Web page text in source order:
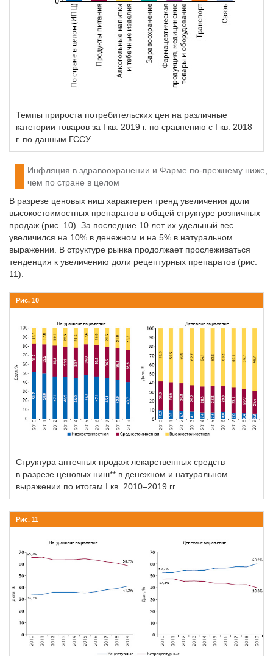
Темпы прироста потребительских цен на различные
категории товаров за I кв. 2019 г. по сравнению с I кв. 2018
г. по данным ГССУ
Инфляция в здравоохранении и Фарме по-прежнему ниже,
чем по стране в целом
В разрезе ценовых ниш характерен тренд увеличения доли
высокостоимостных препаратов в общей структуре розничных
продаж (рис. 10). За последние 10 лет их удельный вес
увеличился на 10% в денежном и на 5% в натуральном
выражении. В структуре рынка продолжает прослеживаться
тенденция к увеличению доли рецептурных препаратов (рис.
11).
Рис. 10
Структура аптечных продаж лекарственных средств
в разрезе ценовых ниш** в денежном и натуральном
выражении по итогам I кв. 2010–2019 гг.
Рис. 11